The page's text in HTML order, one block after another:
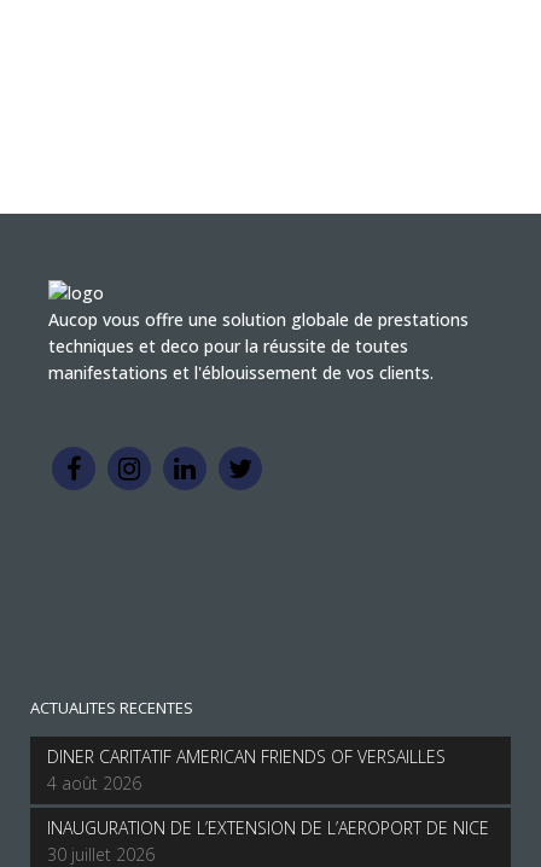
Aucop vous offre une solution globale de prestations
techniques et deco pour la réussite de toutes
manifestations et l'éblouissement de vos clients.
ACTUALITES RECENTES
DINER CARITATIF AMERICAN FRIENDS OF VERSAILLES
4 août 2026
INAUGURATION DE L’EXTENSION DE L’AEROPORT DE NICE
30 juillet 2026